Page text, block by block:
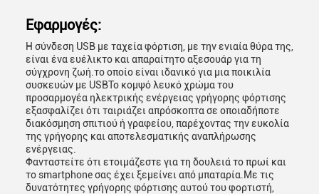
Εφαρμογές:
Η σύνδεση USB με ταχεία φόρτιση, με την ενιαία θύρα της,
είναι ένα ευέλικτο και απαραίτητο αξεσουάρ για τη
σύγχρονη ζωή.το οποίο είναι ιδανικό για μια ποικιλία
συσκευών με USBΤο κομψό λευκό χρώμα του
προσαρμογέα ηλεκτρικής ενέργειας γρήγορης φόρτισης
εξασφαλίζει ότι ταιριάζει απρόσκοπτα σε οποιαδήποτε
διακόσμηση σπιτιού ή γραφείου, παρέχοντας την ευκολία
της γρήγορης και αποτελεσματικής αναπλήρωσης
ενέργειας.
Φανταστείτε ότι ετοιμάζεστε για τη δουλειά το πρωί και
το smartphone σας έχει ξεμείνει από μπαταρία.Με τις
δυνατότητες γρήγορης φόρτισης αυτού του φορτιστή,